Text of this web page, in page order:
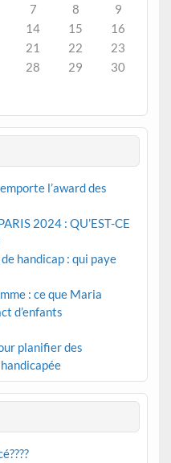
7 8
9
14 15
16
21 22
23
28 29
30
l’award des
2024 : QU’EST-CE
handicap : qui paye
: ce que Maria
d’enfants
planifier des